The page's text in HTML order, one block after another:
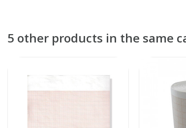
5 other products in the same